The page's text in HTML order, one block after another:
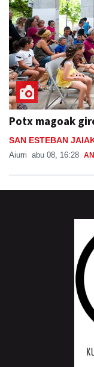
Potx magoak
SAN ESTEBAN
Aiurri abu 08, 16:28